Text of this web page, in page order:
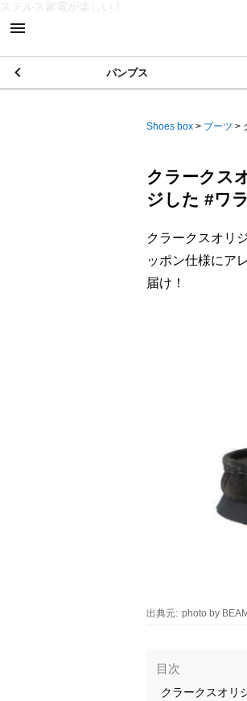
ステルス家電が楽しい！
パンプス
Shoes box > ブーツ >
クラークス
ジした #ワ
クラークスオリ
ッポン仕様にア
届け！
出典元: photo by
目次
クラークスオリ